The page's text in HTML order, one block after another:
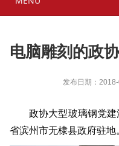
电脑雕刻的政
发布日期：
政协大型玻璃钢党
省滨州市无棣县政府驻地